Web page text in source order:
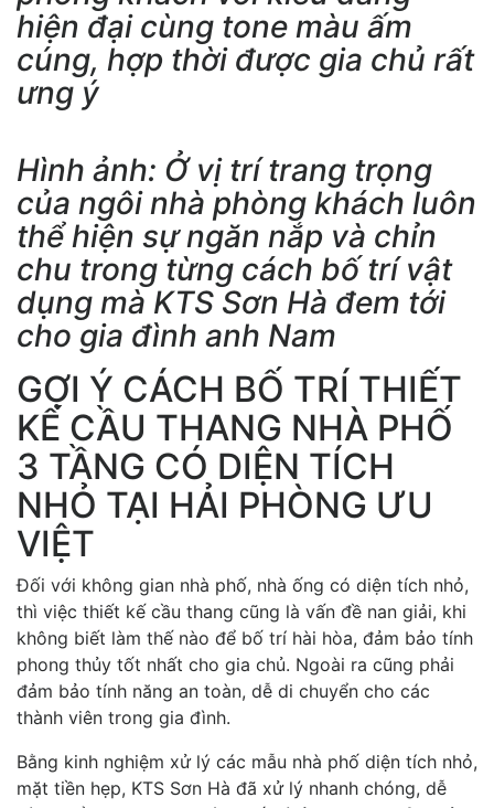
hiện đại cùng tone màu ấm
cúng, hợp thời được gia chủ rất
ưng ý
Hình ảnh: Ở vị trí trang trọng
của ngôi nhà phòng khách luôn
thể hiện sự ngăn nắp và chỉn
chu trong từng cách bố trí vật
dụng mà KTS Sơn Hà đem tới
cho gia đình anh Nam
GỢI Ý CÁCH BỐ TRÍ THIẾT
KẾ CẦU THANG NHÀ PHỐ
3 TẦNG CÓ DIỆN TÍCH
NHỎ TẠI HẢI PHÒNG ƯU
VIỆT
Đối với không gian nhà phố, nhà ống có diện tích nhỏ,
thì việc thiết kế cầu thang cũng là vấn đề nan giải, khi
không biết làm thế nào để bố trí hài hòa, đảm bảo tính
phong thủy tốt nhất cho gia chủ. Ngoài ra cũng phải
đảm bảo tính năng an toàn, dễ di chuyển cho các
thành viên trong gia đình.
Bằng kinh nghiệm xử lý các mẫu nhà phố diện tích nhỏ,
mặt tiền hẹp, KTS Sơn Hà đã xử lý nhanh chóng, dễ